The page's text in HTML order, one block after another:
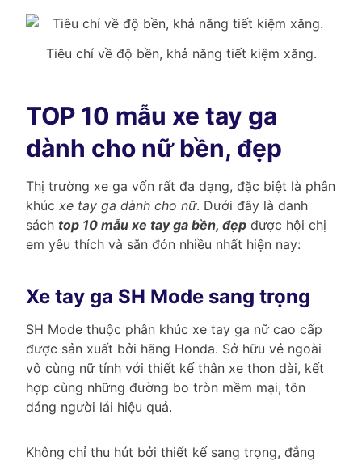
Tiêu chí về độ bền, khả năng tiết kiệm xăng.
TOP 10 mẫu xe tay ga
dành cho nữ bền, đẹp
Thị trường xe ga vốn rất đa dạng, đặc biệt là phân
khúc xe tay ga dành cho nữ. Dưới đây là danh
sách top 10 mẫu xe tay ga bền, đẹp được hội chị
em yêu thích và săn đón nhiều nhất hiện nay:
Xe tay ga SH Mode sang trọng
SH Mode thuộc phân khúc xe tay ga nữ cao cấp
được sản xuất bởi hãng Honda. Sở hữu vẻ ngoài
vô cùng nữ tính với thiết kế thân xe thon dài, kết
hợp cùng những đường bo tròn mềm mại, tôn
dáng người lái hiệu quả.
Không chỉ thu hút bởi thiết kế sang trọng, đẳng